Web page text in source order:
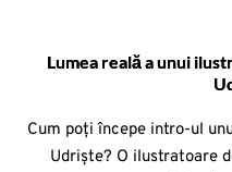
Lumea reală a unui
Cum poți începe intro-ul
Udriște? O ilustratoare